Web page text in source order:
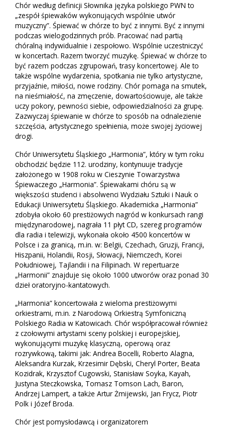
Chór według definicji Słownika języka polskiego PWN to
„zespół śpiewaków wykonujących wspólnie utwór
muzyczny”. Śpiewać w chórze to być z innymi. Być z innymi
podczas wielogodzinnych prób. Pracować nad partią
chóralną indywidualnie i zespołowo. Wspólnie uczestniczyć
w koncertach. Razem tworzyć muzykę. Śpiewać w chórze to
być razem podczas zgrupowań, trasy koncertowej. Ale to
także wspólne wydarzenia, spotkania nie tylko artystyczne,
przyjaźnie, miłości, nowe rodziny. Chór pomaga na smutek,
na nieśmiałość, na zmęczenie, dowartościowuje, ale także
uczy pokory, pewności siebie, odpowiedzialności za grupę.
Zazwyczaj śpiewanie w chórze to sposób na odnalezienie
szczęścia, artystycznego spełnienia, może swojej życiowej
drogi.
Chór Uniwersytetu Śląskiego „Harmonia”, który w tym roku
obchodzić będzie 112. urodziny, kontynuuje tradycje
założonego w 1908 roku w Cieszynie Towarzystwa
Śpiewaczego „Harmonia”. Śpiewakami chóru są w
większości studenci i absolwenci Wydziału Sztuki i Nauk o
Edukacji Uniwersytetu Śląskiego. Akademicka „Harmonia”
zdobyła około 60 prestiżowych nagród w konkursach rangi
międzynarodowej, nagrała 11 płyt CD, szereg programów
dla radia i telewizji, wykonała około 4500 koncertów w
Polsce i za granicą, m.in. w: Belgii, Czechach, Gruzji, Francji,
Hiszpanii, Holandii, Rosji, Słowacji, Niemczech, Korei
Południowej, Tajlandii i na Filipinach. W repertuarze
„Harmonii” znajduje się około 1000 utworów oraz ponad 30
dzieł oratoryjno-kantatowych.
„Harmonia” koncertowała z wieloma prestiżowymi
orkiestrami, m.in. z Narodową Orkiestrą Symfoniczną
Polskiego Radia w Katowicach. Chór współpracował również
z czołowymi artystami sceny polskiej i europejskiej,
wykonującymi muzykę klasyczną, operową oraz
rozrywkową, takimi jak: Andrea Bocelli, Roberto Alagna,
Aleksandra Kurzak, Krzesimir Dębski, Cheryl Porter, Beata
Kozidrak, Krzysztof Cugowski, Stanisław Soyka, Kayah,
Justyna Steczkowska, Tomasz Tomson Lach, Baron,
Andrzej Lampert, a także Artur Żmijewski, Jan Frycz, Piotr
Polk i Józef Broda.
Chór jest pomysłodawcą i organizatorem